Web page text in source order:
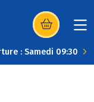
(s’ouvre dans
: Samedi 09:30